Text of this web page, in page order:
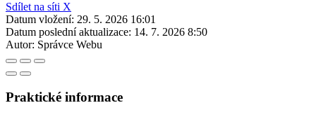
Sdílet na síti X
Datum vložení: 29. 5. 2026 16:01
Datum poslední aktualizace: 14. 7. 2026 8:50
Autor: Správce Webu
Praktické informace